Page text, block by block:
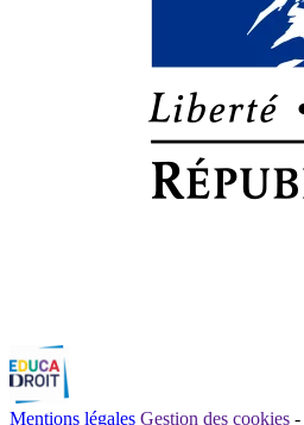
Mentions légales Gestion des cookies -